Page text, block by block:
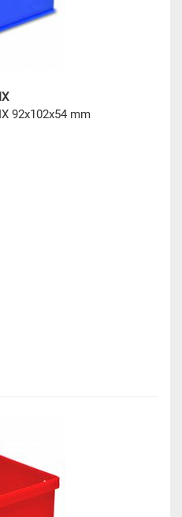
92x102x54 mm